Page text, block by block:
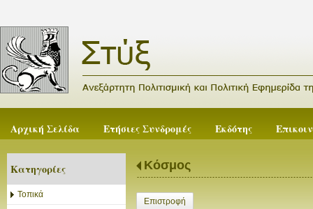
Αρχική Σελίδα Ετήσιες Συνδρομές Εκδότης
Κατηγορίες
Τοπικά
Κόσμος
Επιστροφή